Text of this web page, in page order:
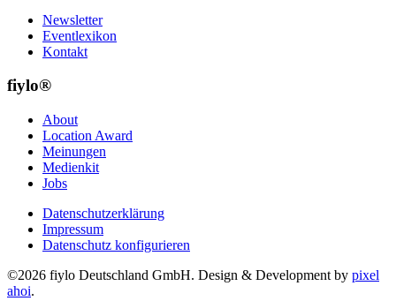
Newsletter
Eventlexikon
Kontakt
fiylo®
About
Location Award
Meinungen
Medienkit
Jobs
Datenschutzerklärung
Impressum
Datenschutz konfigurieren
©2026 fiylo Deutschland GmbH. Design & Development by pixel
ahoi.